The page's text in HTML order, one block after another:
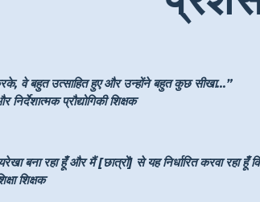
वे बहुत उत्साहित हुए और उन्होंने बहुत कुछ सीखा...”
प्रौद्योगिकी शिक्षक
बना रहा हूँ और मैं [छात्रों] से यह निर्धारित करवा रहा हूँ
शिक्षक